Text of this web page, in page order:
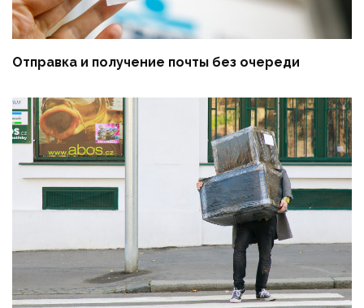
Отправка и получение почты без очереди